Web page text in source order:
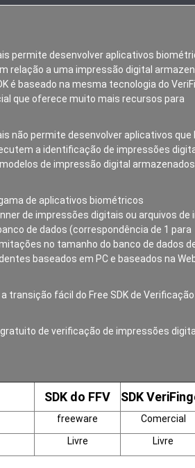
permite desenvolver aplicativos
relação a uma impressão digital
é baseado na mesma tecnologia do
que oferece muito mais recursos para
não permite desenvolver aplicativos que
a identificação de impressões
de impressão digital
de aplicativos biométricos
de impressões digitais ou arquivos de
de dados (correspondência de 1 para
no tamanho do banco de dados
baseados em PC e baseados na
transição fácil do Free SDK de
de verificação de impressões
SDK do FFV SDK
freeware
Comercial
Livre Livre